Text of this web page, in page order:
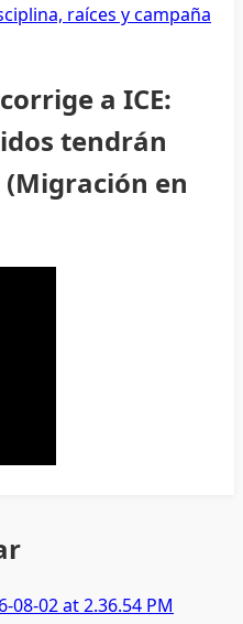
raíces y campaña
a ICE:
tendrán
en